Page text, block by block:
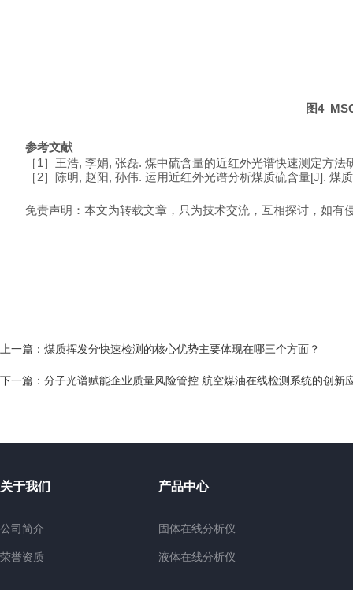
图4
参考文献
［1 ］王浩, 李娟, 张磊. 煤中硫含量的近红外光谱快速测定方法
［2］陈明, 赵阳, 孙伟. 运用近红外光谱分析煤质硫含量[J]. 煤
免责声明：本文为转载文章，只为技术交流，互相探讨，如有
上一篇： 煤质挥发分快速检测的核心优势主要体现在哪三个方面？
下一篇： 分子光谱赋能企业质量风险管控 航空煤油在线检测系统的创新
关于我们
公司简介
荣誉资质
产品中心
固体在线分析仪
液体在线分析仪